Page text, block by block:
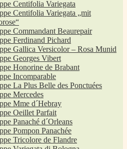
Centifolia Variegata
Centifolia Variegata „mit
Commandant Beaurepair
Ferdinand Pichard
Gallica Versicolor – Rosa Munid
Georges Vibert
Honorine de Brabant
Incomparable
La Plus Belle des Ponctuées
Mercedes
Mme d´Hebray
Oeillet Parfait
Panaché d´Orleans
Pompon Panachée
Tricolore de Flandre